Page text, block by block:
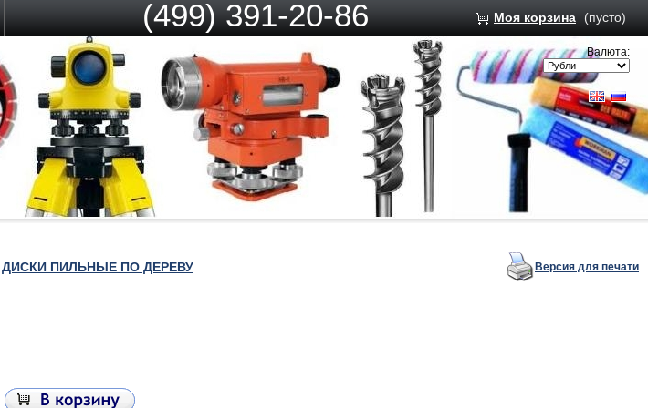
(499) 391-20-86 Моя корзина (пусто)
Валюта:
ДИСКИ ПИЛЬНЫЕ ПО ДЕРЕВУ Версия для печати